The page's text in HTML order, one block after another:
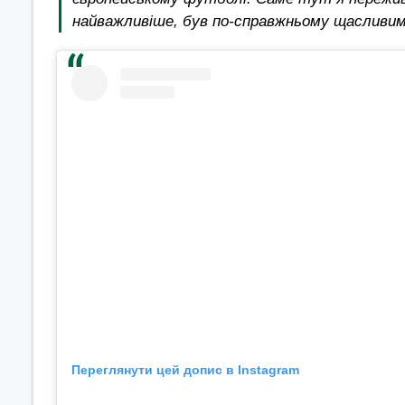
найважливіше, був по-справжньому
Переглянути цей допис в Instagram